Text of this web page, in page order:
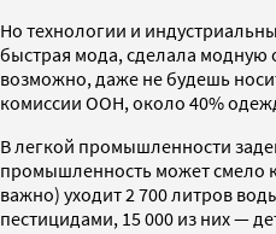
Но технологии и
быстрая мода, сделала модную
возможно, даже не будешь
комиссии ООН, около 40%
В легкой промышленности
промышленность может смело
важно) уходит 2 700 литров
пестицидами, 15 000 из них —